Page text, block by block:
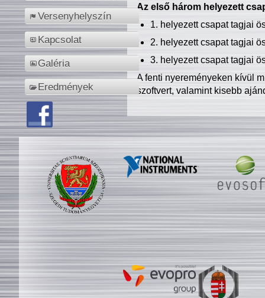
Versenyhelyszín
Kapcsolat
Galéria
Eredmények
Az első három helyezett
1. helyezett csapat tagjai
2. helyezett csapat tagjai
3. helyezett csapat tagjai
A fenti nyereményeken kívül
szoftvert, valamint kisebb